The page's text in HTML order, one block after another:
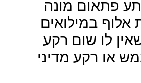
פתאום מונה
במילואים
לו שום רקע
או רקע מדיני